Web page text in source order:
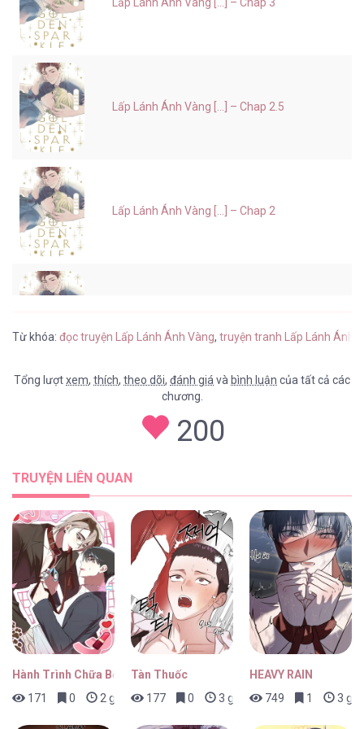
Lấp Lánh Ánh Vàng [...] – Chap 3
Lấp Lánh Ánh Vàng [...] – Chap 2.5
Lấp Lánh Ánh Vàng [...] – Chap 2
Từ khóa: đọc truyện Lấp Lánh Ánh Vàng, truyện tranh Lấp Lánh Ánh
Tổng lượtxem, thích, theo dõi, đánh giávà bình luận của tất cả các
chương.
200
TRUYỆN LIÊN QUAN
Hành Trình Chữa Bệnh Bám Chủ Của Cún Nhà Tôi
171
0 2 giờ trước
Tàn Thuốc
177
0 3 giờ trước
HEAVY RAIN
749
1 3